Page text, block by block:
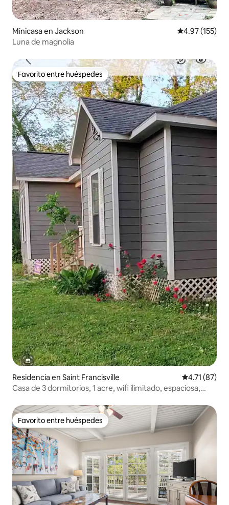
Minicasa en Jackson Calificación
4.97 (155)
Luna de magnolia
Favorito entre huéspedes
Favorito entre huéspedes
Residencia en Saint Francisville Calificación
4.71 (87)
Casa de 3 dormitorios, 1 acre, wifi ilimitado, espaciosa,
Favorito entre huéspedes
Favorito entre huéspedes